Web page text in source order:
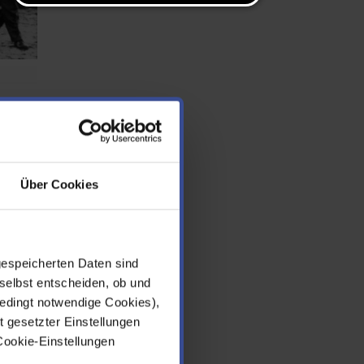
Über Cookies
Daten sind
entscheiden, ob und
notwendige Cookies),
gesetzter Einstellungen
Einstellungen
noch